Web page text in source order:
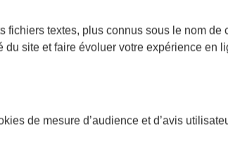
fichiers textes, plus connus sous le nom de
site et faire évoluer votre expérience en
de mesure d’audience et d’avis